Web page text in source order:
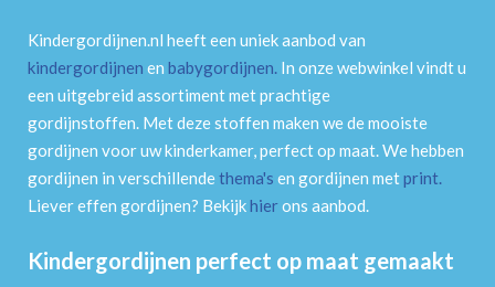
Kindergordijnen.nl heeft een uniek aanbod van
kindergordijnen en babygordijnen. In onze webwinkel vindt u
een uitgebreid assortiment met prachtige
gordijnstoffen. Met deze stoffen maken we de mooiste
gordijnen voor uw kinderkamer, perfect op maat. We hebben
gordijnen in verschillendethema's en gordijnen metprint.
Liever effen gordijnen? Bekijkhierons aanbod.
Kindergordijnen perfect op maat gemaakt